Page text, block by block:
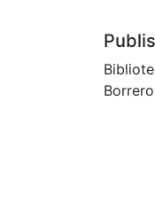
Borrero